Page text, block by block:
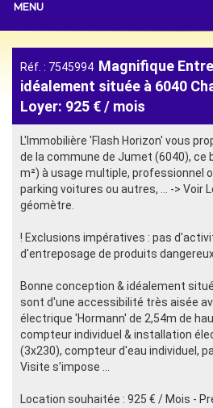
MENU
Réf. : 7545994 Magnifique
idéalement située à 6040
Loyer: 925 € / mois
L'Immobilière 'Flash Horizon' vous
de la commune de Jumet (6040), ce
m²) à usage multiple, professionnel
parking voitures ou autres, ... -> Voir
géomètre.
! Exclusions impératives : pas
d'entreposage de produits
Bonne conception & idéalement
sont d'une accessibilité très aisée
électrique 'Hormann' de 2,54m de
compteur individuel & installation
(3x230), compteur d'eau individuel,
Visite s'impose ...
Location souhaitée : 925 € / Mois -